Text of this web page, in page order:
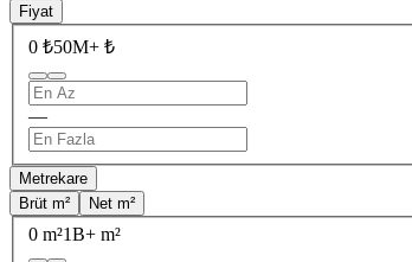
Fiyat
0 ₺50M+ ₺
—
Metrekare
Brüt m²
Net m²
0 m²1B+ m²